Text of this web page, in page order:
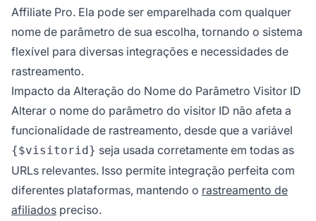
Affiliate Pro. Ela pode ser emparelhada com qualquer
nome de parâmetro de sua escolha, tornando o sistema
flexível para diversas integrações e necessidades de
rastreamento.
Impacto da Alteração do Nome do Parâmetro Visitor ID
Alterar o nome do parâmetro do visitor ID não afeta a
funcionalidade de rastreamento, desde que a variável
{$visitorid} seja usada corretamente em todas as
URLs relevantes. Isso permite integração perfeita com
diferentes plataformas, mantendo o rastreamento de
afiliados preciso.